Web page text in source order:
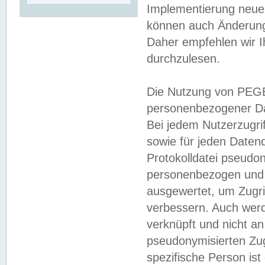
Implementierung
können auch
Daher empfehlen wir
durchzulesen.
Die Nutzung von
personenbezogener
Bei jedem
sowie für jeden
Protokolldatei
personenbezogen
ausgewertet, um
verbessern. Auch
verknüpft und nicht
pseudonymisierten
spezifische Person